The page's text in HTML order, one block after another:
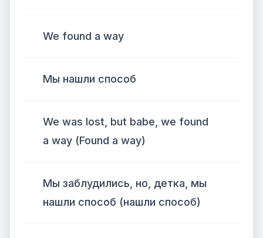
We found a way
Мы нашли способ
We was lost, but babe, we found
a way (Found a way)
Мы заблудились, но, детка, мы
нашли способ (нашли способ)